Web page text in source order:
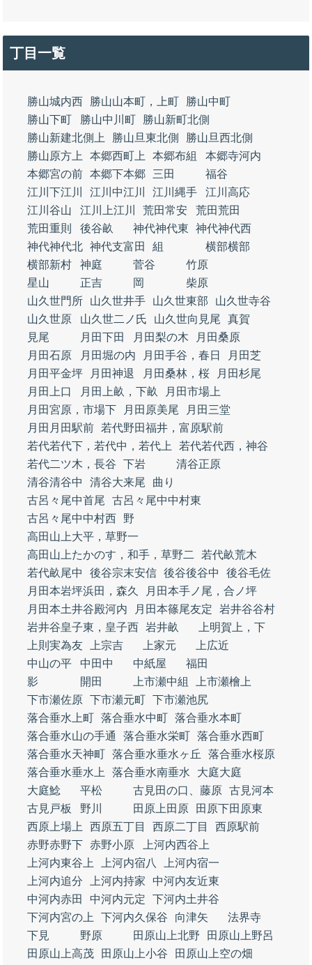
丁目一覧
勝山城内西 勝山山本町，上町
勝山中町
勝山下町
勝山中川町
勝山新町北側
勝山新建北側上
勝山旦東北側
勝山旦西北側
勝山原方上
本郷西町上 本郷布組
本郷寺河内
本郷宮の前 本郷下本郷 三田
福谷
江川下江川
江川中江川 江川縄手
江川高応
江川谷山
江川上江川 荒田常安
荒田荒田
荒田重則
後谷畝 神代神代東
神代神代西
神代神代北 神代支富田 組
横部横部
横部新村
神庭 菅谷
竹原
星山
正吉 岡
柴原
山久世門所
山久世井手 山久世東部
山久世寺谷
山久世原
山久世二ノ氏 山久世向見尾
真賀
見尾
月田下田 月田梨の木
月田桑原
月田石原
月田堀の内 月田手谷，春日
月田芝
月田平金坪
月田神退 月田桑林，桜
月田杉尾
月田上口
月田上畝，下畝
月田市場上
月田宮原，市場下
月田原美尾
月田三堂
月田月田駅前
若代野田福井，富原駅前
若代若代下，若代中，若代上
若代若代西，神谷
若代二ツ木，長谷
下岩
清谷正原
清谷清谷中
清谷大来尾
曲り
古呂々尾中首尾
古呂々尾中中村東
古呂々尾中中村西
野
高田山上大平，草野一
高田山上たかのす，和手，草野二
若代畝荒木
若代畝尾中
後谷宗末安信 後谷後谷中
後谷毛佐
月田本岩坪浜田，森久
月田本手ノ尾，合ノ坪
月田本土井谷殿河内
月田本篠尾友定
岩井谷谷村
岩井谷皇子東，皇子西 岩井畝
上明賀上，下
上則実為友
上宗吉 上家元
上広近
中山の平
中田中 中紙屋
福田
影
開田 上市瀬中組
上市瀬檜上
下市瀬佐原 下市瀬元町 下市瀬池尻
落合垂水上町 落合垂水中町 落合垂水本町
落合垂水山の手通
落合垂水栄町 落合垂水西町
落合垂水天神町 落合垂水垂水ヶ丘
落合垂水桜原
落合垂水垂水上
落合垂水南垂水
大庭大庭
大庭鯰
平松 古見田の口、藤原 古見河本
古見戸板
野川 田原上田原
田原下田原東
西原上場上
西原五丁目 西原二丁目
西原駅前
赤野赤野下 赤野小原
上河内西谷上
上河内東谷上
上河内宿八
上河内宿一
上河内追分
上河内持家
中河内友近東
中河内赤田
中河内元定
下河内土井谷
下河内宮の上
下河内久保谷 向津矢
法界寺
下見
野原 田原山上北野
田原山上野呂
田原山上高茂
田原山上小谷
田原山上空の畑